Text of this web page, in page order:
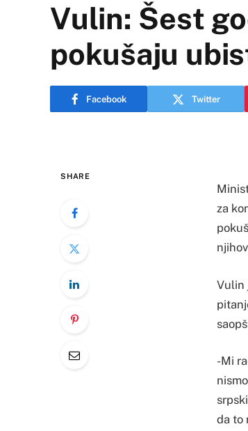
Vulin: Šest
pokušaju
Facebook Twitter
SHARE
za
Vulin
-Mi
da to